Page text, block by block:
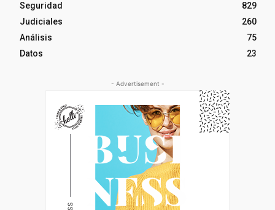
Seguridad
829
Judiciales
260
Análisis
75
Datos
23
- Advertisement -